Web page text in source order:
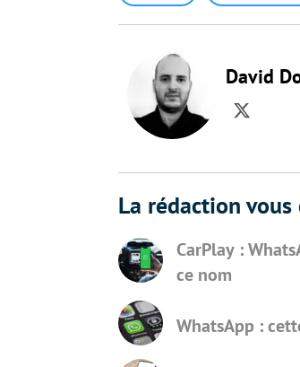
David
Twitter
La rédaction
CarPlay :
ce nom
WhatsApp :